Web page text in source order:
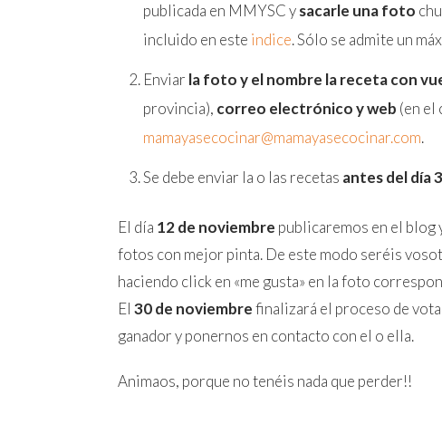
publicada en MMYSC ysacarle una foto
incluido en este indice. Sólo se admite un
Enviar la foto y el nombre la receta con
provincia), correo electrónico y web (en el
mamayasecocinar@mamayasecocinar.com.
Se debe enviar la o las recetas antes del día
El día 12 de noviembre publicaremos en el blog
fotos con mejor pinta. De este modo seréis
haciendo click en «me gusta» en la foto
El 30 de noviembrefinalizará el proceso de
ganador y ponernos en contacto con el o ella.
Animaos, porque no tenéis nada que perder!!